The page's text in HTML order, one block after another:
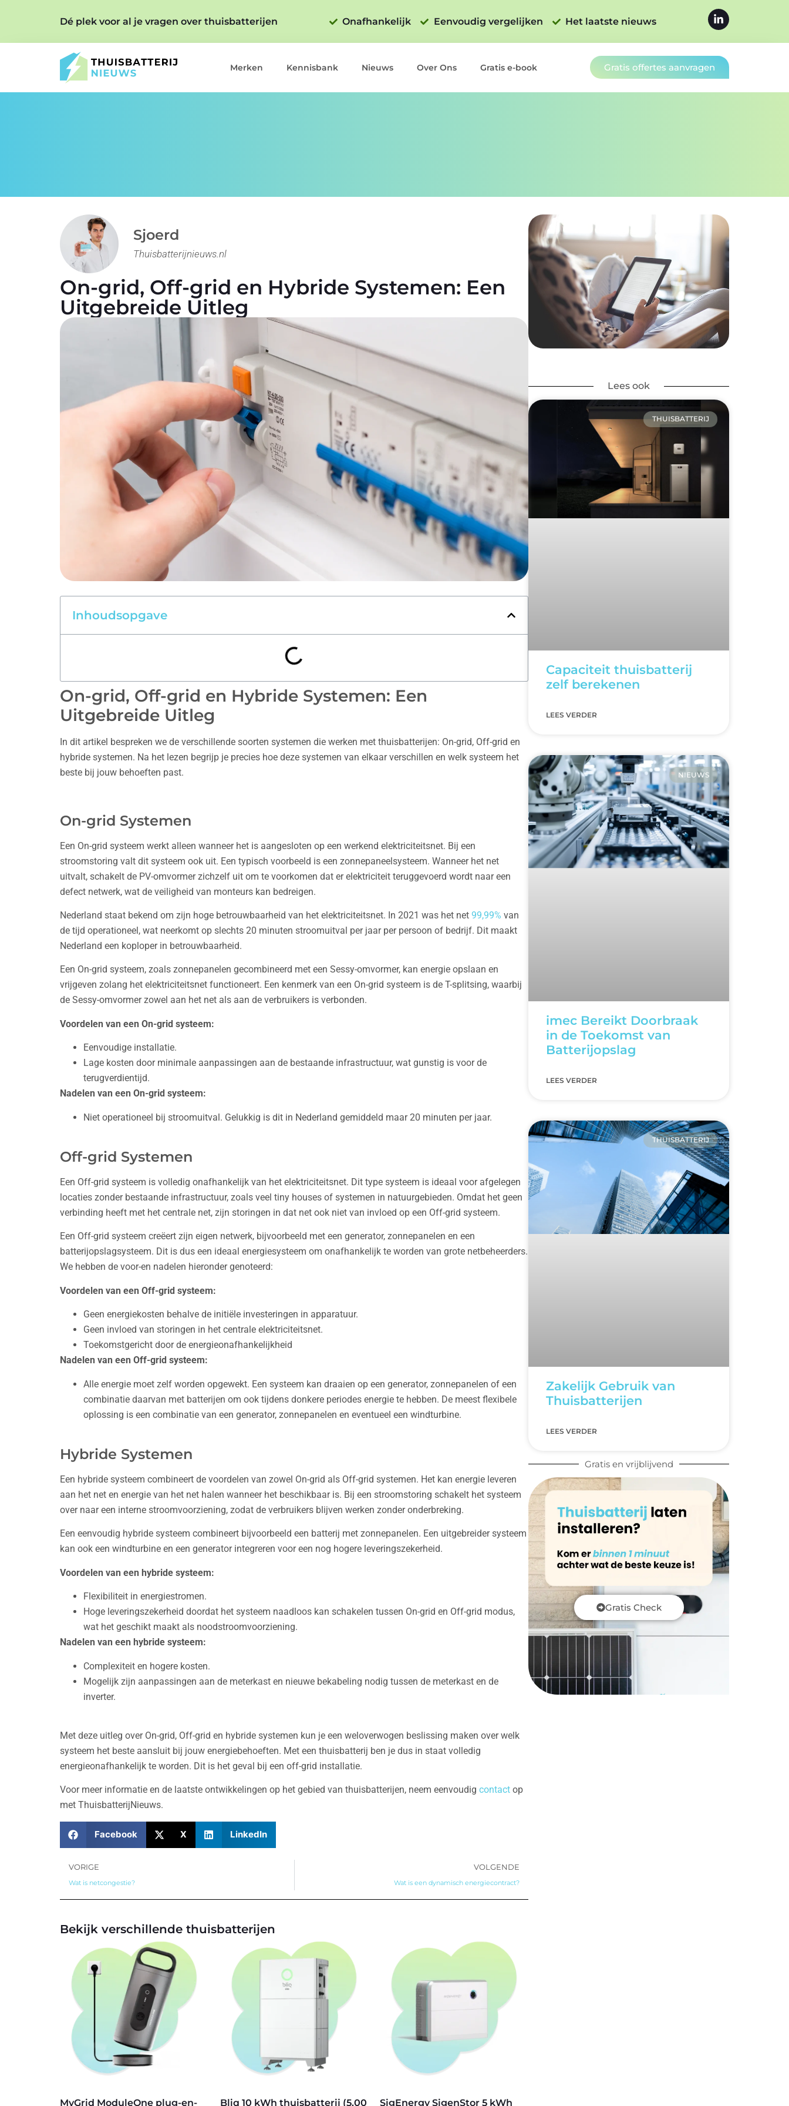
Dé plek voor al je vragen over thuisbatterijen Onafhankelijk Eenvoudig vergelijken Het laatste nieuws
Merken Kennisbank Nieuws Over Ons Gratis e-book Gratis offertes aanvragen
Sjoerd
Thuisbatterijnieuws.nl
On-grid, Off-grid en Hybride Systemen: Een
Uitgebreide Uitleg
Inhoudsopgave
On-grid, Off-grid en Hybride Systemen: Een
Uitgebreide Uitleg
In dit artikel bespreken we de verschillende soorten systemen die werken met thuisbatterijen: On-grid, Off-grid en
hybride systemen. Na het lezen begrijp je precies hoe deze systemen van elkaar verschillen en welk systeem het
beste bij jouw behoeften past.
On-grid Systemen
Een On-grid systeem werkt alleen wanneer het is aangesloten op een werkend elektriciteitsnet. Bij een
stroomstoring valt dit systeem ook uit. Een typisch voorbeeld is een zonnepaneelsysteem. Wanneer het net
uitvalt, schakelt de PV-omvormer zichzelf uit om te voorkomen dat er elektriciteit teruggevoerd wordt naar een
defect netwerk, wat de veiligheid van monteurs kan bedreigen.
Nederland staat bekend om zijn hoge betrouwbaarheid van het elektriciteitsnet. In 2021 was het net 99,99% van
de tijd operationeel, wat neerkomt op slechts 20 minuten stroomuitval per jaar per persoon of bedrijf. Dit maakt
Nederland een koploper in betrouwbaarheid.
Een On-grid systeem, zoals zonnepanelen gecombineerd met een Sessy-omvormer, kan energie opslaan en
vrijgeven zolang het elektriciteitsnet functioneert. Een kenmerk van een On-grid systeem is de T-splitsing, waarbij
de Sessy-omvormer zowel aan het net als aan de verbruikers is verbonden.
Voordelen van een On-grid systeem:
Eenvoudige installatie.
Lage kosten door minimale aanpassingen aan de bestaande infrastructuur, wat gunstig is voor de
terugverdientijd.
Nadelen van een On-grid systeem:
Niet operationeel bij stroomuitval. Gelukkig is dit in Nederland gemiddeld maar 20 minuten per jaar.
Off-grid Systemen
Een Off-grid systeem is volledig onafhankelijk van het elektriciteitsnet. Dit type systeem is ideaal voor afgelegen
locaties zonder bestaande infrastructuur, zoals veel tiny houses of systemen in natuurgebieden. Omdat het geen
verbinding heeft met het centrale net, zijn storingen in dat net ook niet van invloed op een Off-grid systeem.
Een Off-grid systeem creëert zijn eigen netwerk, bijvoorbeeld met een generator, zonnepanelen en een
batterijopslagsysteem. Dit is dus een ideaal energiesysteem om onafhankelijk te worden van grote netbeheerders.
We hebben de voor-en nadelen hieronder genoteerd:
Voordelen van een Off-grid systeem:
Geen energiekosten behalve de initiële investeringen in apparatuur.
Geen invloed van storingen in het centrale elektriciteitsnet.
Toekomstgericht door de energieonafhankelijkheid
Nadelen van een Off-grid systeem:
Alle energie moet zelf worden opgewekt. Een systeem kan draaien op een generator, zonnepanelen of een
combinatie daarvan met batterijen om ook tijdens donkere periodes energie te hebben. De meest flexibele
oplossing is een combinatie van een generator, zonnepanelen en eventueel een windturbine.
Hybride Systemen
Een hybride systeem combineert de voordelen van zowel On-grid als Off-grid systemen. Het kan energie leveren
aan het net en energie van het net halen wanneer het beschikbaar is. Bij een stroomstoring schakelt het systeem
over naar een interne stroomvoorziening, zodat de verbruikers blijven werken zonder onderbreking.
Een eenvoudig hybride systeem combineert bijvoorbeeld een batterij met zonnepanelen. Een uitgebreider systeem
kan ook een windturbine en een generator integreren voor een nog hogere leveringszekerheid.
Voordelen van een hybride systeem:
Flexibiliteit in energiestromen.
Hoge leveringszekerheid doordat het systeem naadloos kan schakelen tussen On-grid en Off-grid modus,
wat het geschikt maakt als noodstroomvoorziening.
Nadelen van een hybride systeem:
Complexiteit en hogere kosten.
Mogelijk zijn aanpassingen aan de meterkast en nieuwe bekabeling nodig tussen de meterkast en de
inverter.
Met deze uitleg over On-grid, Off-grid en hybride systemen kun je een weloverwogen beslissing maken over welk
systeem het beste aansluit bij jouw energiebehoeften. Met een thuisbatterij ben je dus in staat volledig
energieonafhankelijk te worden. Dit is het geval bij een off-grid installatie.
Voor meer informatie en de laatste ontwikkelingen op het gebied van thuisbatterijen, neem eenvoudig contact op
met ThuisbatterijNieuws.
Facebook X LinkedIn
VORIGE
Wat is netcongestie?
VOLGENDE
Wat is een dynamisch energiecontract?
Bekijk verschillende thuisbatterijen
MyGrid ModuleOne plug-en- Bliq 10 kWh thuisbatterij (5,00 SigEnergy SigenStor 5 kWh
Lees ook
THUISBATTERIJ
Capaciteit thuisbatterij
zelf berekenen
LEES VERDER
NIEUWS
imec Bereikt Doorbraak
in de Toekomst van
Batterijopslag
LEES VERDER
THUISBATTERIJ
Zakelijk Gebruik van
Thuisbatterijen
LEES VERDER
Gratis en vrijblijvend
Gratis Check